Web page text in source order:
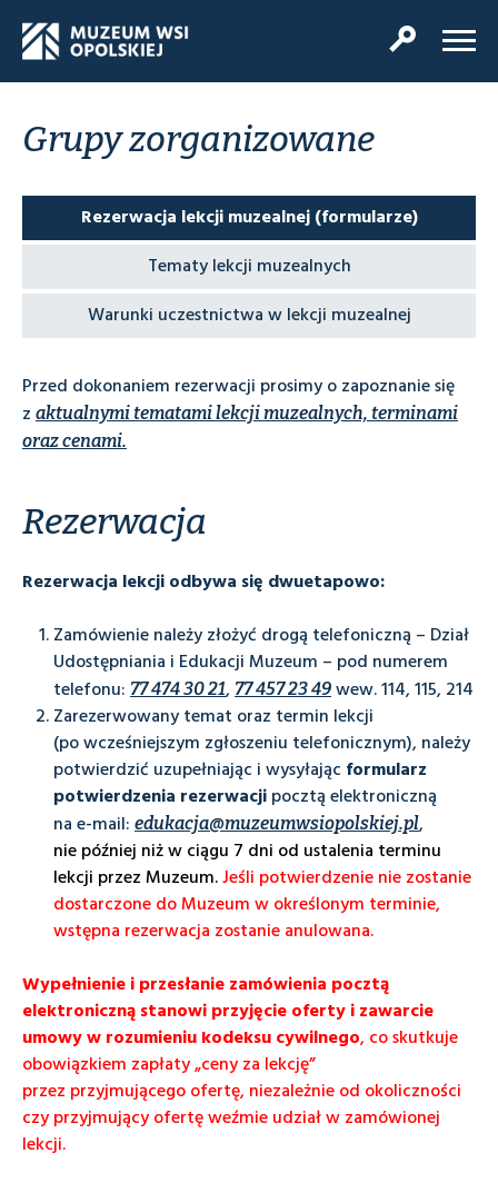
Grupy zorganizowane
Rezerwacja lekcji muzealnej (formularze)
Tematy lekcji muzealnych
Warunki uczestnictwa w lekcji muzealnej
Przed dokonaniem rezerwacji prosimy o zapoznanie się
z aktualnymi tematami lekcji muzealnych, terminami
oraz cenami.
Rezerwacja
Rezerwacja lekcji odbywa się dwuetapowo:
Zamówienie należy złożyć drogą telefoniczną – Dział
Udostępniania i Edukacji Muzeum – pod numerem
telefonu: 77 474 30 21, 77 457 23 49 wew. 114, 115, 214
Zarezerwowany temat oraz termin lekcji
(po wcześniejszym zgłoszeniu telefonicznym), należy
potwierdzić uzupełniając i wysyłając formularz
potwierdzenia rezerwacjipocztą elektroniczną
na e-mail: edukacja@muzeumwsiopolskiej.pl,
nie później niż w ciągu 7 dni od ustalenia terminu
lekcji przez Muzeum.Jeśli potwierdzenie nie zostanie
dostarczone do Muzeum w określonym terminie,
wstępna rezerwacja zostanie anulowana.
Wypełnienie i przesłanie zamówienia pocztą
elektronicznąstanowi przyjęcie oferty i zawarcie
umowy w rozumieniu kodeksu cywilnego, co skutkuje
obowiązkiem zapłaty „ceny za lekcję”
przez przyjmującego ofertę, niezależnie od okoliczności
czy przyjmujący ofertę weźmie udział w zamówionej
lekcji.